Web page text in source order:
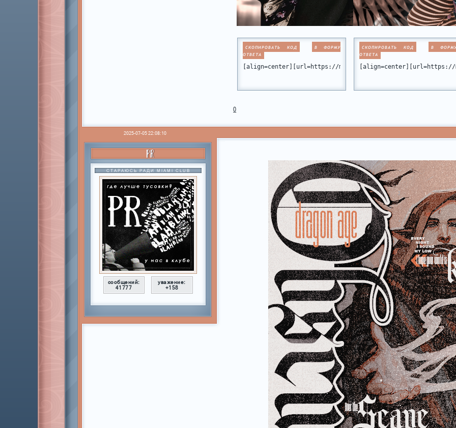
СКОПИРОВАТЬ КОД
В ФОРМУ
ОТВЕТА
[align=center][url=https://miamiclub.ru/][img]https://
СКОПИРОВАТЬ КОД
В
ОТВЕТА
0
2025-07-05 22:08:10
PR
СТАРАЮСЬ РАДИ MIAMI CLUB
сообщений:
41777
уважение:
+158